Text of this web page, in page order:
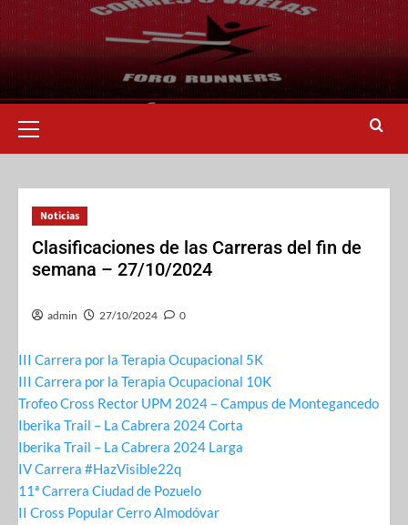
Noticias
Clasificaciones de las Carreras del fin de
semana – 27/10/2024
admin 27/10/2024 0
III Carrera por la Terapia Ocupacional 5K
III Carrera por la Terapia Ocupacional 10K
Trofeo Cross Rector UPM 2024 – Campus de Montegancedo
Iberika Trail – La Cabrera 2024 Corta
Iberika Trail – La Cabrera 2024 Larga
IV Carrera #HazVisible22q
11ª Carrera Ciudad de Pozuelo
II Cross Popular Cerro Almodóvar